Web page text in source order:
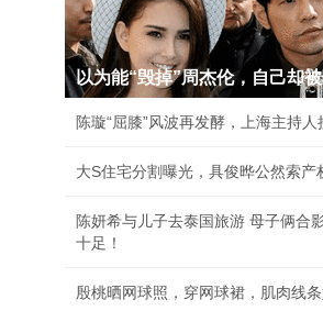
以为能“毁掉”周杰伦，自己却
陈璇“屈膝”风波再发酵，上海主持人
大S住宅分割曝光，具俊晔公然索产
陈妍希与儿子去泰国旅游 母子俩合
十足！
殷桃晒网球照，穿网球裙，肌肉线条